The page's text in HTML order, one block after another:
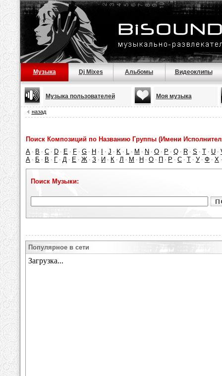
Музыка Dj Mixes Альбомы Видеоклипы
Музыка пользователей Моя музыка
назад
Поиск Композиций по Названию Группы (Имени
A · B · C · D · E · F · G · H · · J · K · L · M · N · O · P · Q · R · S · T · U ·
А · Б · В · Г · Д · Е · Ж · З · И · К · Л · М · Н · О · П · Р · С · Т · У · Ф · Х
Поиск Музыки:
Популярное в сети